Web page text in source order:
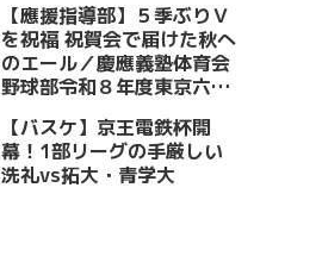
【應援指導部】５季ぶりＶ
を祝福 祝賀会で届けた秋へ
のエール／慶應義塾体育会
野球部令和８年度東京六大
賀会～後編～
【バスケ】京王電鉄杯開
幕！1部リーグの手厳しい
洗礼vs拓大・青学大